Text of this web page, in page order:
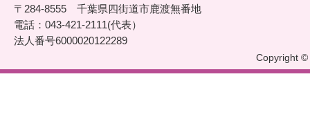
〒284-8555 千葉県四街道市鹿渡無番地
電話：043-421-2111(代表）
法人番号6000020122289
Copyright ©